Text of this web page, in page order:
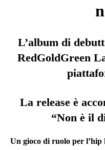
L’album di
RedGoldGreen
La release è
“Non è il
Un gioco di ruolo per l’hip